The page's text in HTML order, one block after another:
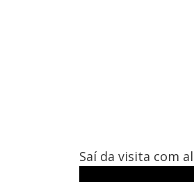
Saí da visita com